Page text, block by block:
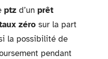
ptz d’un prêt
zéro sur la part
la possibilité de
pendant